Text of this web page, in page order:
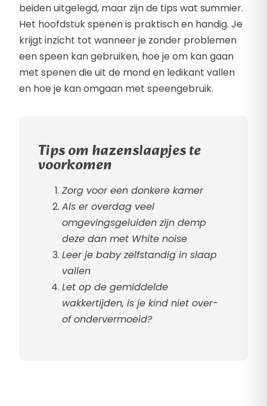
beiden uitgelegd, maar zijn de tips wat summier.
Het hoofdstuk spenen is praktisch en handig. Je
krijgt inzicht tot wanneer je zonder problemen
een speen kan gebruiken, hoe je om kan gaan
met spenen die uit de mond en ledikant vallen
en hoe je kan omgaan met speengebruik.
Tips om hazenslaapjes te
voorkomen
Zorg voor een donkere kamer
Als er overdag veel
omgevingsgeluiden zijn demp
deze dan met White noise
Leer je baby zelfstandig in slaap
vallen
Let op de gemiddelde
wakkertijden, is je kind niet over-
of ondervermoeid?